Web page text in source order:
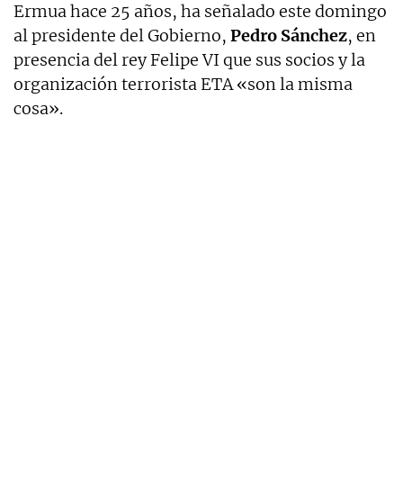
Ermua hace 25 años, ha señalado este domingo
al presidente del Gobierno, Pedro Sánchez, en
presencia del rey Felipe VI que sus socios y la
organización terrorista ETA «son la misma
cosa».